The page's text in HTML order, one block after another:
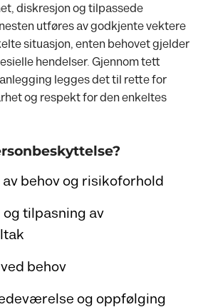
diskresjon og tilpassede
utføres av godkjente vektere
situasjon, enten behovet gjelder
hendelser. Gjennom tett
legges det til rette for
og respekt for den enkeltes
behov og risikoforhold
tilpasning av
behov
og oppfølging